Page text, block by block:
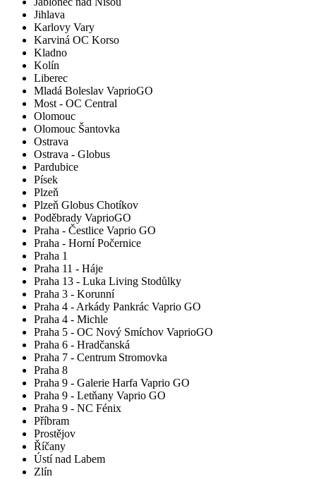
Jihlava
Karlovy Vary
Karviná OC Korso
Kladno
Kolín
Liberec
Mladá Boleslav VaprioGO
Most - OC Central
Olomouc
Olomouc Šantovka
Ostrava
Ostrava - Globus
Pardubice
Písek
Plzeň
Plzeň Globus Chotíkov
Poděbrady VaprioGO
Praha - Čestlice Vaprio GO
Praha - Horní Počernice
Praha 1
Praha 11 - Háje
Praha 13 - Luka Living Stodůlky
Praha 3 - Korunní
Praha 4 - Arkády Pankrác Vaprio GO
Praha 4 - Michle
Praha 5 - OC Nový Smíchov VaprioGO
Praha 6 - Hradčanská
Praha 7 - Centrum Stromovka
Praha 8
Praha 9 - Galerie Harfa Vaprio GO
Praha 9 - Letňany Vaprio GO
Praha 9 - NC Fénix
Příbram
Prostějov
Říčany
Ústí nad Labem
Zlín